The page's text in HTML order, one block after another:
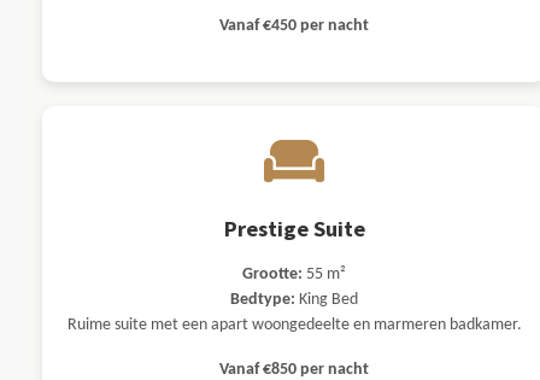
Vanaf €450 per nacht
Prestige Suite
Grootte: 55 m²
Bedtype: King Bed
Ruime suite met een apart woongedeelte en marmeren badkamer.
Vanaf €850 per nacht